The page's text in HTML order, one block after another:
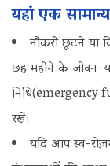
यहां एक
नौकरी छूटने या
छह महीने के जीवन-
निधि(emergency
रखें।
यदि आप स्व-